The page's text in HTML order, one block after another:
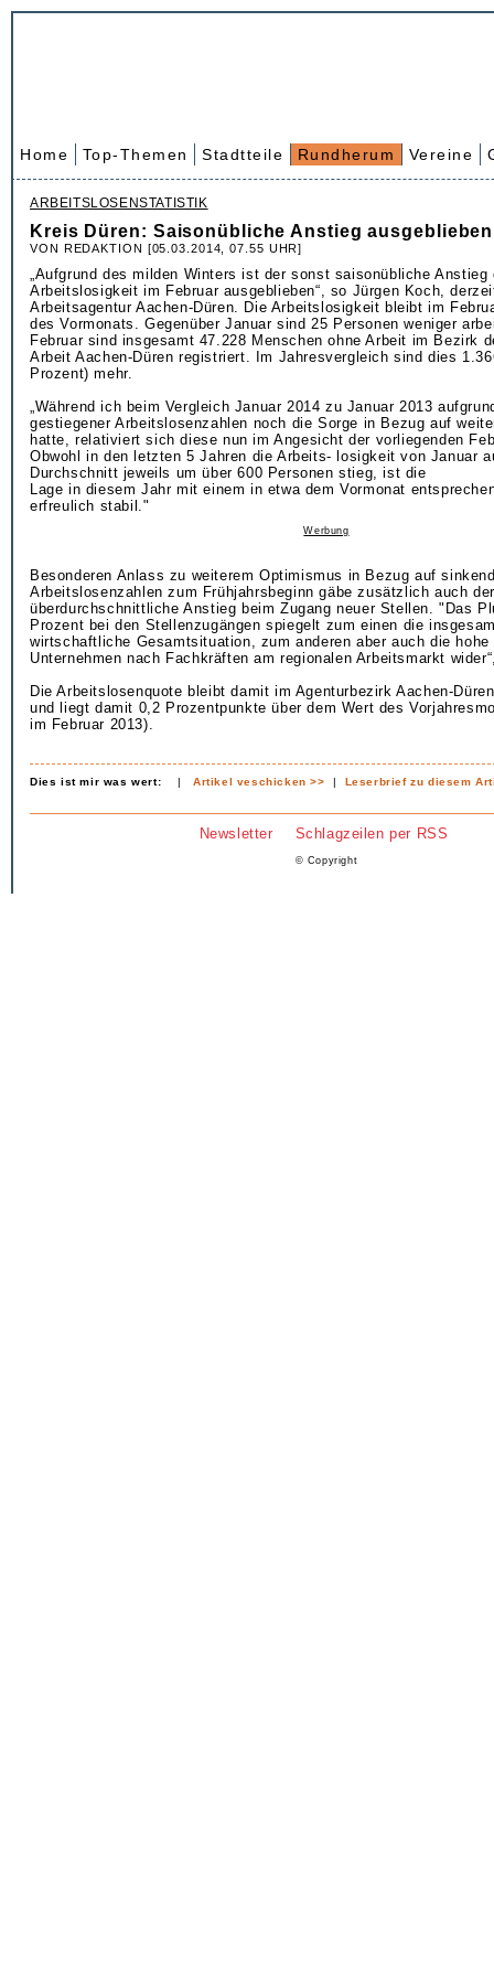
Home Top-Themen Stadtteile Rundherum Vereine
ARBEITSLOSENSTATISTIK
Kreis Düren: Saisonübliche Anstieg ausgeblieben
VON REDAKTION [05.03.2014, 07.55 UHR]
„Aufgrund des milden Winters ist der sonst saisonübliche Anstieg
Arbeitslosigkeit im Februar ausgeblieben“, so Jürgen Koch,
Arbeitsagentur Aachen-Düren. Die Arbeitslosigkeit bleibt im
des Vormonats. Gegenüber Januar sind 25 Personen weniger
Februar sind insgesamt 47.228 Menschen ohne Arbeit im Bezirk
Arbeit Aachen-Düren registriert. Im Jahresvergleich sind dies
Prozent) mehr.
„Während ich beim Vergleich Januar 2014 zu Januar 2013
gestiegener Arbeitslosenzahlen noch die Sorge in Bezug auf
hatte, relativiert sich diese nun im Angesicht der vorliegenden
Obwohl in den letzten 5 Jahren die Arbeits- losigkeit von Januar
Durchschnitt jeweils um über 600 Personen stieg, ist die
Lage in diesem Jahr mit einem in etwa dem Vormonat
erfreulich stabil."
Werbung
Besonderen Anlass zu weiterem Optimismus in Bezug auf
Arbeitslosenzahlen zum Frühjahrsbeginn gäbe zusätzlich auch
überdurchschnittliche Anstieg beim Zugang neuer Stellen. "Das
Prozent bei den Stellenzugängen spiegelt zum einen die
wirtschaftliche Gesamtsituation, zum anderen aber auch die hohe
Unternehmen nach Fachkräften am regionalen Arbeitsmarkt
Die Arbeitslosenquote bleibt damit im Agenturbezirk Aachen-
und liegt damit 0,2 Prozentpunkte über dem Wert des
im Februar 2013).
Dies ist mir was wert: |Artikel veschicken >> | Leserbrief zu diesem
Newsletter Schlagzeilen per RSS
© Copyright